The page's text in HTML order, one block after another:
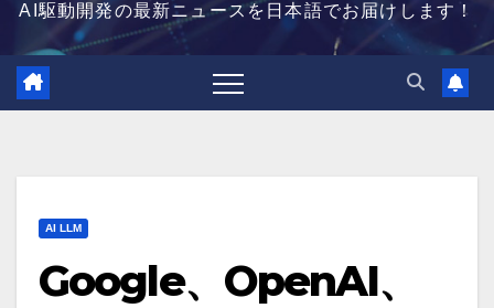
AI駆動開発の最新ニュースを日本語でお届けします！
AI LLM
Google、OpenAI、